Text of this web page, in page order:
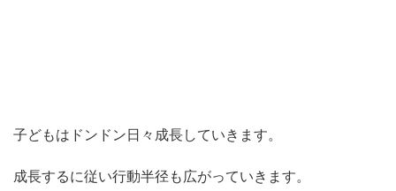
子どもはドンドン日々成長していきます。
成長するに従い行動半径も広がっていきます。